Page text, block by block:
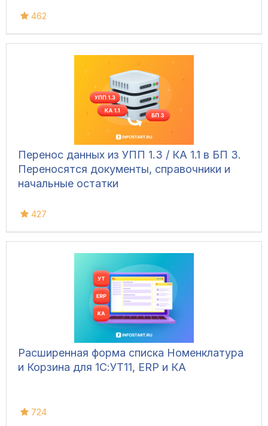
462
Перенос данных из УПП 1.3 / КА 1.1 в БП 3.
Переносятся документы, справочники и
начальные остатки
427
Расширенная форма списка Номенклатура
и Корзина для 1С:УТ11, ERP и КА
724